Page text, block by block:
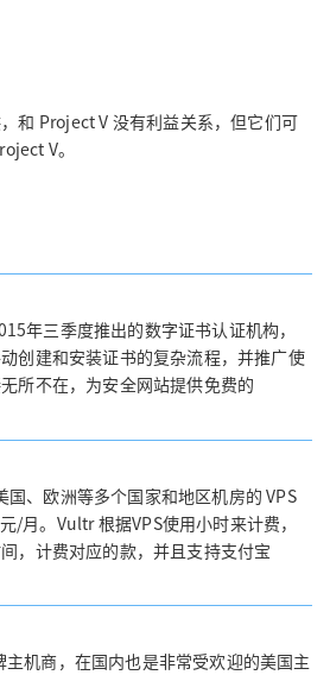
和 Project V 没有利益关系，但它们可
V。
年三季度推出的数字证书认证机构，
创建和安装证书的复杂流程，并推广使
所不在，为安全网站提供免费的
、欧洲等多个国家和地区机房的 VPS
/月。Vultr 根据VPS使用小时来计费，
，计费对应的款，并且支持支付宝
机商，在国内也是非常受欢迎的美国主